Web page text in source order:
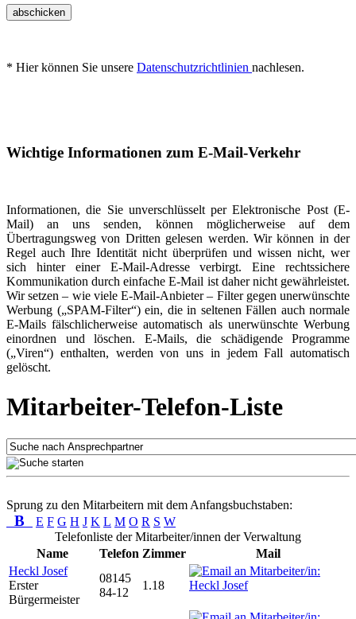
abschicken
* Hier können Sie unsere Datenschutzrichtlinien nachlesen.
Wichtige Informationen zum E-Mail-Verkehr
Informationen, die Sie unverschlüsselt per Elektronische Post (E-
Mail) an uns senden, können möglicherweise auf dem
Übertragungsweg von Dritten gelesen werden. Wir können in der
Regel auch Ihre Identität nicht überprüfen und wissen nicht, wer
sich hinter einer E-Mail-Adresse verbirgt. Eine rechtssichere
Kommunikation durch einfache E-Mail ist daher nicht gewährleistet.
Wir setzen – wie viele E-Mail-Anbieter – Filter gegen unerwünschte
Werbung („SPAM-Filter“) ein, die in seltenen Fällen auch normale
E-Mails fälschlicherweise automatisch als unerwünschte Werbung
einordnen und löschen. E-Mails, die schädigende Programme
(„Viren“) enthalten, werden von uns in jedem Fall automatisch
gelöscht.
Mitarbeiter-Telefon-Liste
Sprung zu den Mitarbeitern mit dem Anfangsbuchstaben:
B E F G H J K L M O R S W
Telefonliste der Mitarbeiter/innen der Verwaltung
Name
Telefon Zimmer
Mail
Heckl Josef
Erster
Bürgermeister
08145
84-12
1.18